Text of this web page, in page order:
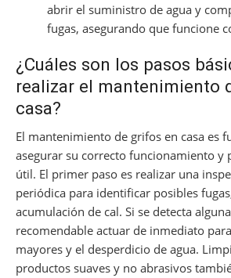
abrir el suministro de agua y
fugas, asegurando que funcione
¿Cuáles son los pasos
realizar el mantenimiento
casa?
El mantenimiento de grifos en casa es
asegurar su correcto funcionamiento y
útil. El primer paso es realizar una
periódica para identificar posibles
acumulación de cal. Si se detecta
recomendable actuar de inmediato
mayores y el desperdicio de agua.
productos suaves y no abrasivos